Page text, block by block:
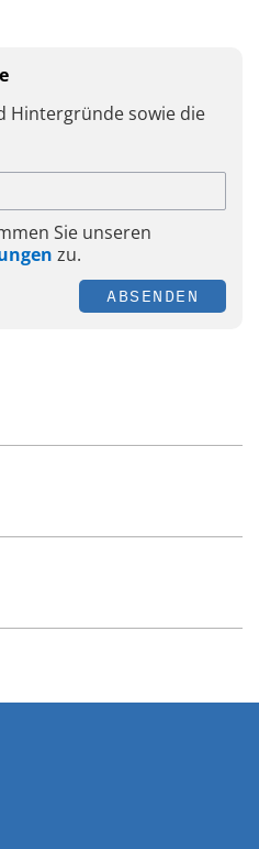
Hintergründe sowie die
Sie unseren
zu.
ABSENDEN